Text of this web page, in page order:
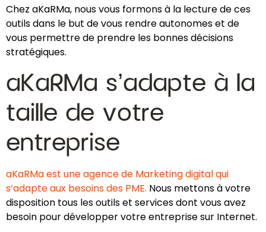
Chez aKaRMa, nous vous formons à la lecture de ces
outils dans le but de vous rendre autonomes et de
vous permettre de prendre les bonnes décisions
stratégiques.
aKaRMa s’adapte à la
taille de votre
entreprise
aKaRMa est une agence de Marketing digital qui
s’adapte aux besoins des PME. Nous mettons à votre
disposition tous les outils et services dont vous avez
besoin pour développer votre entreprise sur Internet.